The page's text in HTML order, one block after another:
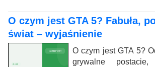
O czym jest GTA 5? Fabuła,
świat – wyjaśnienie
O czym jest GTA 5?
grywalne